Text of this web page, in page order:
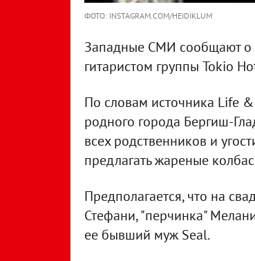
ФОТО: INSTAGRAM.COM/HEIDIKLUM
Западные СМИ сообщают о
гитаристом группы Tokio
По словам источника Life
родного города Бергиш-
всех родственников и
предлагать жареные
Предполагается, что на
Стефани, "перчинка"
ее бывший муж Seal.